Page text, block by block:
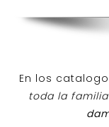
En los
toda la familia